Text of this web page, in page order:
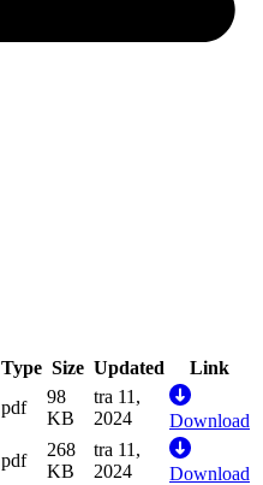
Type Size Updated
Link
pdf
98
KB
tra 11,
2024
Download
pdf
268
KB
tra 11,
2024
Download